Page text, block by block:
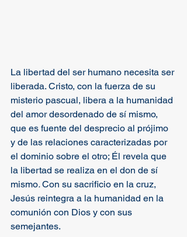
La libertad del ser humano necesita ser
liberada. Cristo, con la fuerza de su
misterio pascual, libera a la humanidad
del amor desordenado de sí mismo,
que es fuente del desprecio al prójimo
y de las relaciones caracterizadas por
el dominio sobre el otro; Él revela que
la libertad se realiza en el don de sí
mismo. Con su sacrificio en la cruz,
Jesús reintegra a la humanidad en la
comunión con Dios y con sus
semejantes.